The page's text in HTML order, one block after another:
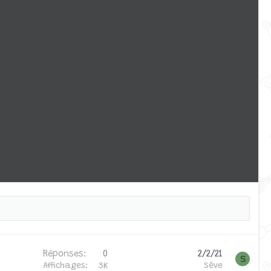
Réponses 0
Affichages 3K
2/2/21
Sève
S